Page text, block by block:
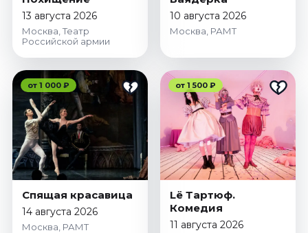
13 августа 2026
Москва, Театр
Российской армии
10 августа 2026
Москва, РАМТ
от 1 000 ₽
Спящая красавица
14 августа 2026
Москва, РАМТ
от 1 500 ₽
Lё Тартюф.
Комедия
11 августа 2026